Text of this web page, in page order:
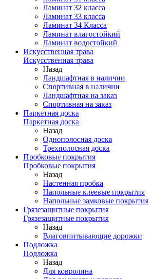
Ламинат 32 класса
Ламинат 33 класса
Ламинат 34 Класса
Ламинат влагостойкий
Ламинат водостойкий
Искусственная трава
Искусственная трава
Назад
Ландшафтная в наличии
Спортивная в наличии
Ландшафтная на заказ
Спортивная на заказ
Паркетная доска
Паркетная доска
Назад
Однополосная доска
Трехполосная доска
Пробковые покрытия
Пробковые покрытия
Назад
Настенная пробка
Напольные клеевые покрытия
Напольные замковые покрытия
Грязезащитные покрытия
Грязезащитные покрытия
Назад
Влаговпитывающие дорожки
Подложка
Подложка
Назад
Для ковролина